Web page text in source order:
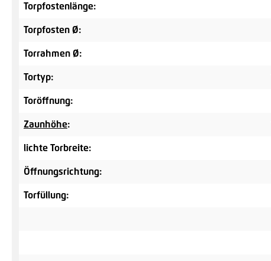
Torpfostenlänge:
Torpfosten Ø:
Torrahmen Ø:
Tortyp:
Toröffnung:
Zaunhöhe:
lichte Torbreite:
Öffnungsrichtung:
Torfüllung: